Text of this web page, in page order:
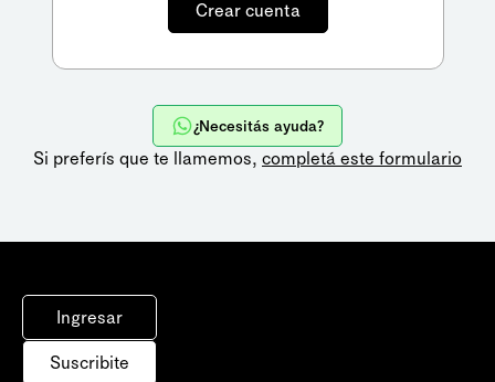
¿Necesitás ayuda?
Si preferís que te llamemos, completá este formulario
Ingresar
Suscribite